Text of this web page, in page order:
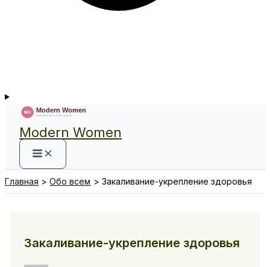
Modern Women
Главная Обо всем Закаливание-укрепление здоровья
Закаливание-укрепление здоровья